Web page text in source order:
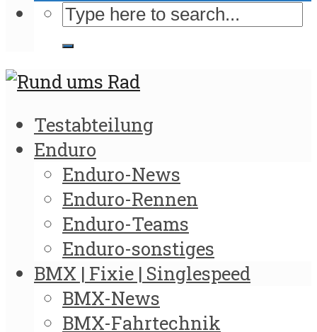
Testabteilung
Enduro
Enduro-News
Enduro-Rennen
Enduro-Teams
Enduro-sonstiges
BMX | Fixie | Singlespeed
BMX-News
BMX-Fahrtechnik